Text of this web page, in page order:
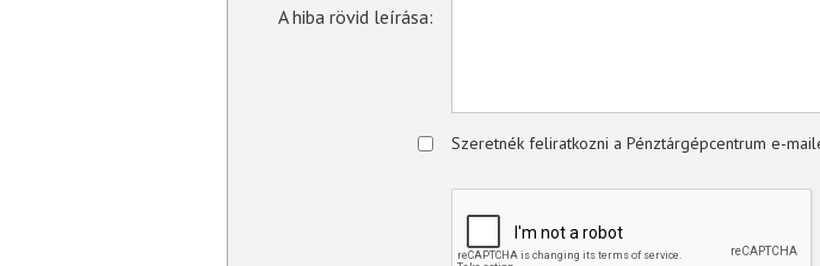
A hiba rövid leírása:
Szeretnék feliratkozni a Pénztárgépcentrum e-